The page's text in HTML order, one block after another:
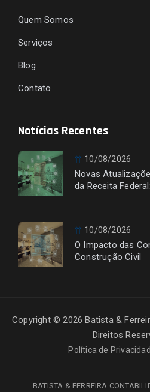
Quem Somos
Serviços
Blog
Contato
Notícias Recentes
10/08/2026
Novas
da Receita
10/08/2026
O Impacto das
Construção Civil
Copyright © 2026 Batista &
Direitos
Política de
BATISTA & FERREIRA